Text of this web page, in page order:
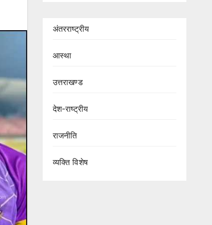
अंतरराष्ट्रीय
आस्था
उत्तराखण्ड
देश-राष्ट्रीय
राजनीति
व्यक्ति विशेष